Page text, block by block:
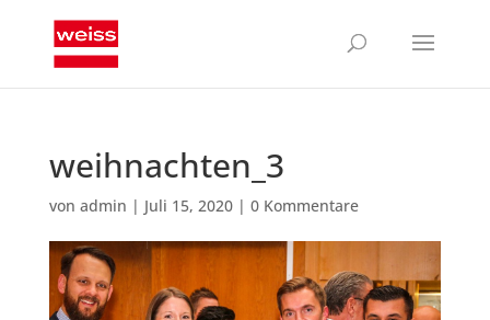
weihnachten_3
von admin | Juli 15, 2020| 0 Kommentare